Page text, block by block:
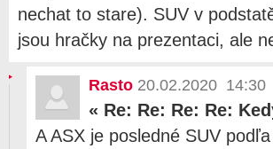
nechat to stare). SUV v
jsou hračky na prezentaci, ale
Rasto 20.02.2020 14:30
« Re: Re: Re: Re:
A ASX je posledné SUV